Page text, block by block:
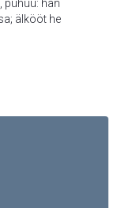
puhuu: hän
älkööt he